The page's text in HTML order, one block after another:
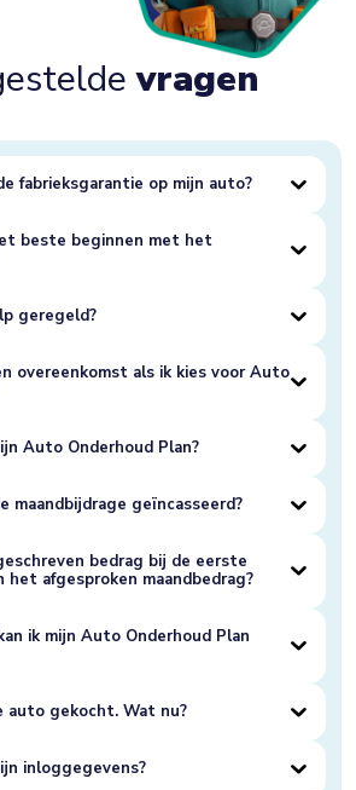
vragen
fabrieksgarantie op mijn auto?
beste beginnen met het
geregeld?
overeenkomst als ik kies voor Auto
Auto Onderhoud Plan?
maandbijdrage geïncasseerd?
bedrag bij de eerste
het afgesproken maandbedrag?
ik mijn Auto Onderhoud Plan
auto gekocht. Wat nu?
inloggegevens?